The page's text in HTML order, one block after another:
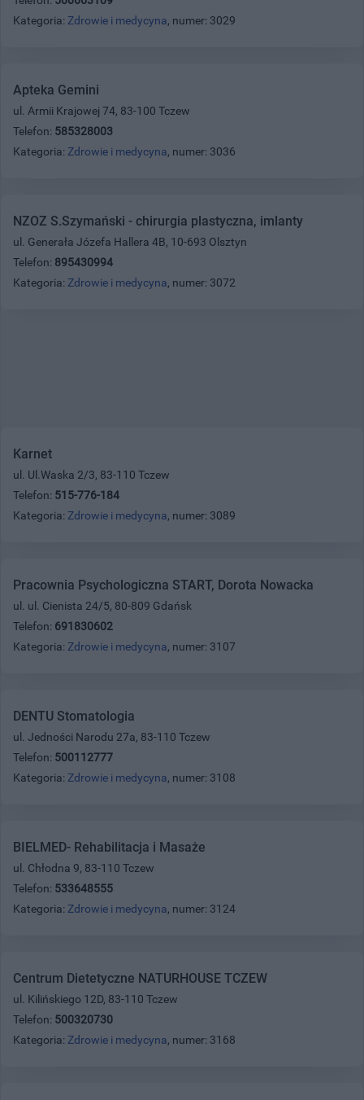
Kategoria: Zdrowie i medycyna, numer: 3029
Apteka Gemini
ul. Armii Krajowej 74, 83-100 Tczew
Telefon: 585328003
Kategoria: Zdrowie i medycyna, numer: 3036
NZOZ S.Szymański - chirurgia plastyczna, imlanty
ul. Generała Józefa Hallera 4B, 10-693 Olsztyn
Telefon: 895430994
Kategoria: Zdrowie i medycyna, numer: 3072
Karnet
ul. Ul.Waska 2/3, 83-110 Tczew
Telefon: 515-776-184
Kategoria: Zdrowie i medycyna, numer: 3089
Pracownia Psychologiczna START, Dorota Nowacka
ul. ul. Cienista 24/5, 80-809 Gdańsk
Telefon: 691830602
Kategoria: Zdrowie i medycyna, numer: 3107
DENTU Stomatologia
ul. Jedności Narodu 27a, 83-110 Tczew
Telefon: 500112777
Kategoria: Zdrowie i medycyna, numer: 3108
BIELMED- Rehabilitacja i Masaże
ul. Chłodna 9, 83-110 Tczew
Telefon: 533648555
Kategoria: Zdrowie i medycyna, numer: 3124
Centrum Dietetyczne NATURHOUSE TCZEW
ul. Kilińskiego 12D, 83-110 Tczew
Telefon: 500320730
Kategoria: Zdrowie i medycyna, numer: 3168